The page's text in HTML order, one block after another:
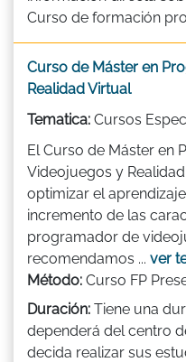
Curso de formación
Curso de Máster en
Realidad Virtual
Tematica: Cursos
El Curso de Máster en
Videojuegos y
optimizar el
incremento de las
programador de
recomendamos ... ver
Método: Curso FP
Duración: Tiene una
dependerá del centro
decida realizar sus